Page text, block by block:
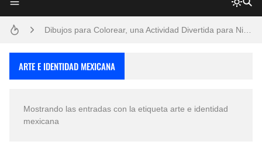
San Valentín Dibujos a Lápiz del 14 de Febrero
ARTE E IDENTIDAD MEXICANA
Mostrando las entradas con la etiqueta arte e identidad
mexicana